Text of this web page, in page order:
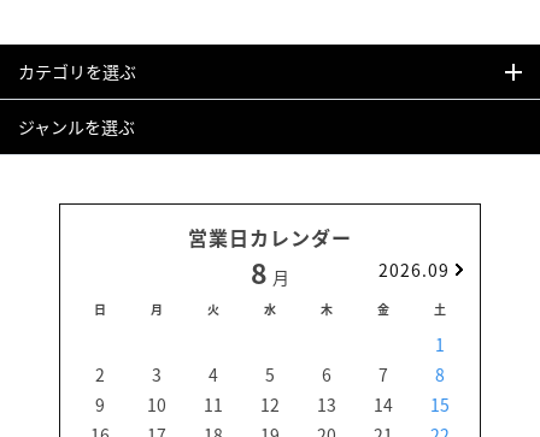
カテゴリを選ぶ
ジャンルを選ぶ
営業日カレンダー
8 月 2026.09
日 月 火 水 木 金 土
1
2
3 4 5 6 7
8
9
10 11 12 13 14
15